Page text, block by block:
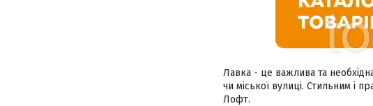
Лавка - це важлива та
чи міської вулиці. Стильним і
Лофт.